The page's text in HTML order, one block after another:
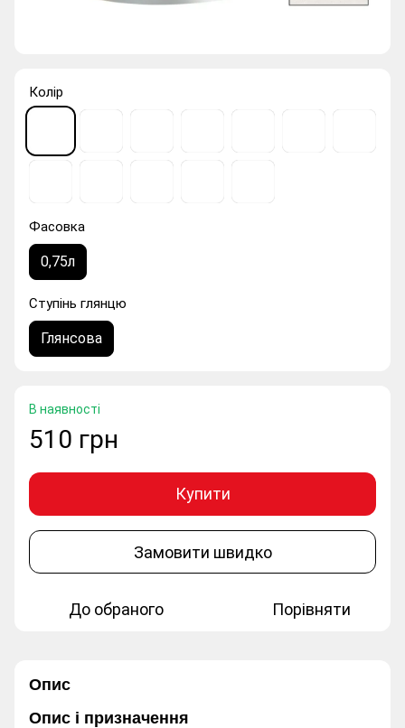
Колір
Фасовка
0,75л
Ступінь глянцю
Глянсова
В наявності
510 грн
Купити
Замовити швидко
До обраного Порівняти
Опис
Опис і призначення